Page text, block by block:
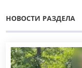
НОВОСТИ РАЗДЕЛА